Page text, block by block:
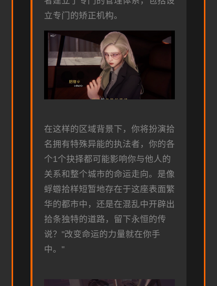
立专门的矫正机构。
在这样的区域背景下，你将扮演拾
名拥有特殊异能的执法者，你的各
个1个抉择都可能影响你与他人的
关系和整个城市的命运走向。是像
蜉蝣拾样短暂地存在于这座表面繁
华的都市中，还是在混乱中开辟出
拾条独特的道路，留下永恒的传
说？"改变命运的力量就在你手
中。"